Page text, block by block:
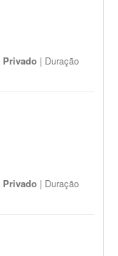
Privado | Duração
Privado | Duração